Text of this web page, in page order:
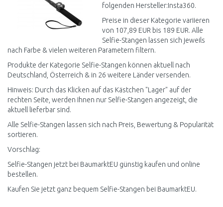
folgenden Hersteller:Insta360.
Preise in dieser Kategorie variieren
von 107,89 EUR bis 189 EUR. Alle
Selfie-Stangen lassen sich jeweils
nach Farbe & vielen weiteren Parametern filtern.
Produkte der Kategorie Selfie-Stangen können aktuell nach
Deutschland, Österreich & in 26 weitere Länder versenden.
Hinweis: Durch das Klicken auf das Kästchen "Lager" auf der
rechten Seite, werden Ihnen nur Selfie-Stangen angezeigt, die
aktuell lieferbar sind.
Alle Selfie-Stangen lassen sich nach Preis, Bewertung & Popularität
sortieren.
Vorschlag:
Selfie-Stangen jetzt bei BaumarktEU günstig kaufen und online
bestellen.
Kaufen Sie jetzt ganz bequem Selfie-Stangen bei BaumarktEU.